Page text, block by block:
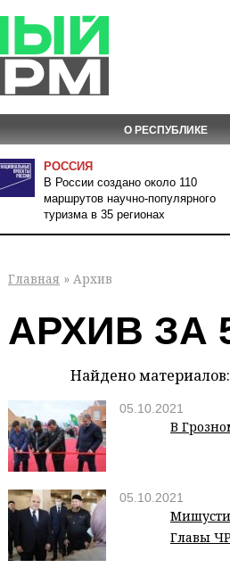
О РЕСПУБЛИКЕ
РОССИЯ
В России создано около 110
маршрутов научно-популярного
туризма в 35 регионах
Главная » Архив
АРХИВ ЗА
Найдено материалов:
05.10.2021
В
05.10.2021
Главы ЧР